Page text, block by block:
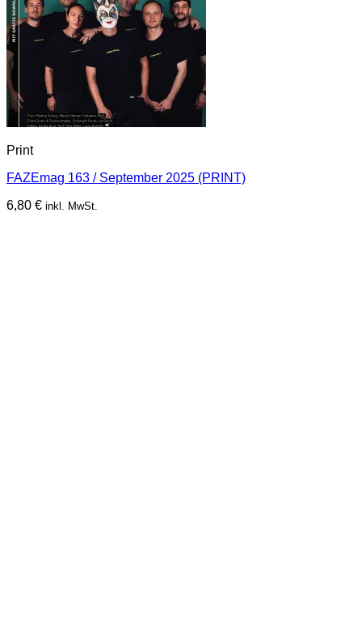
Print
FAZEmag 163 / September 2025 (PRINT)
6,80 € inkl. MwSt.